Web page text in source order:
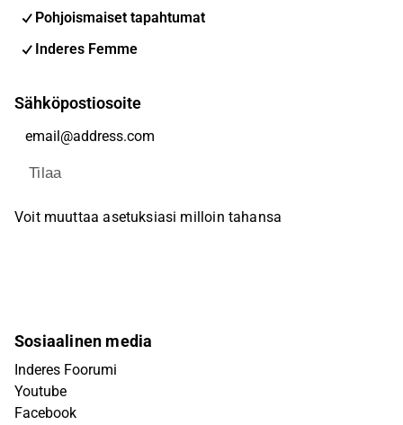
Pohjoismaiset tapahtumat
Inderes Femme
Sähköpostiosoite
Tilaa
Voit muuttaa asetuksiasi milloin tahansa
Sosiaalinen media
Inderes Foorumi
Youtube
Facebook